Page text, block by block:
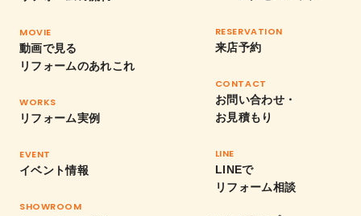
MOVIE
動画で見る
リフォームのあれこれ
WORKS
リフォーム実例
EVENT
イベント情報
SHOWROOM
RESERVATION
来店予約
CONTACT
お問い合わせ・
お見積もり
LINE
LINEで
リフォーム相談